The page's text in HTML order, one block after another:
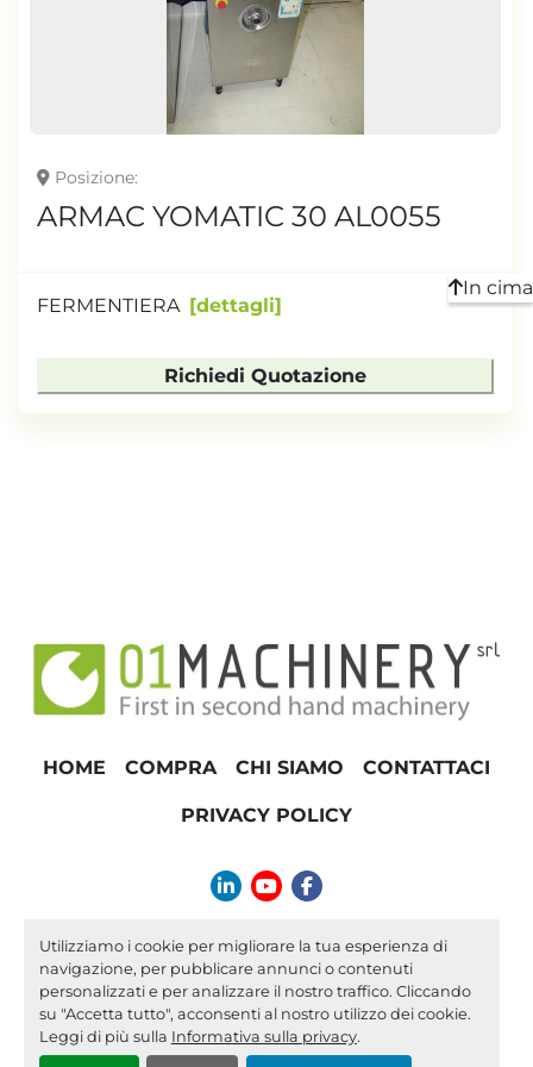
Utilizziamo i cookie per migliorare la tua esperienza di
navigazione, per pubblicare annunci o contenuti
personalizzati e per analizzare il nostro traffico. Cliccando
su "Accetta tutto", acconsenti al nostro utilizzo dei cookie.
Leggi di più sulla Informativa sulla privacy.
Posizione
ARMAC YOMATIC 30 AL0055
FERMENTIERA dettagli
Richiedi Quotazione
In cima
HOME COMPRA CHI SIAMO CONTATTACI
PRIVACY POLICY
linkedinyoutubefacebook
info@01machinery.com
Machinio Systemsito web diMachinio
Personalizza le preferenze sui Cookies